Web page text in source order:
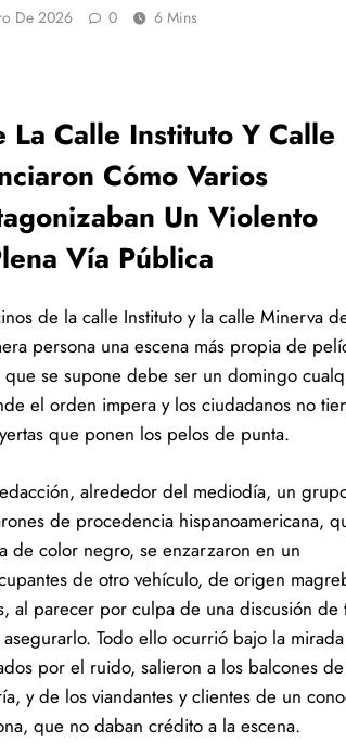
De 2026 0 6 Mins
La Calle Instituto Y Calle
Cómo Varios
Un Violento
Vía Pública
de la calle Instituto y la calle Minerva
persona una escena más propia de
se supone debe ser un domingo
el orden impera y los ciudadanos no
que ponen los pelos de punta.
alrededor del mediodía, un
de procedencia hispanoamericana,
de color negro, se enzarzaron en un
de otro vehículo, de origen
al parecer por culpa de una discusión de
Todo ello ocurrió bajo la
por el ruido, salieron a los balcones
y de los viandantes y clientes de un
que no daban crédito a la escena.